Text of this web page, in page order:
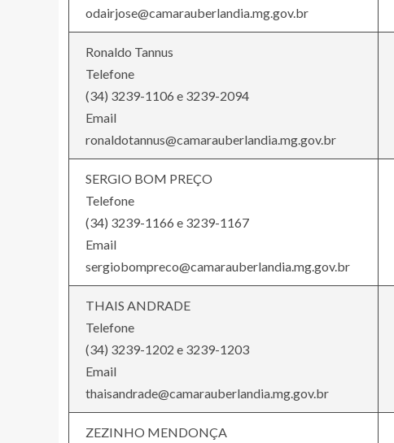
odairjose@camarauberlandia.mg.gov.br
Ronaldo Tannus
Telefone
(34) 3239-1106 e 3239-2094
Email
ronaldotannus@camarauberlandia.mg.gov.br
SERGIO BOM PREÇO
Telefone
(34) 3239-1166 e 3239-1167
Email
sergiobompreco@camarauberlandia.mg.gov.br
THAIS ANDRADE
Telefone
(34) 3239-1202 e 3239-1203
Email
thaisandrade@camarauberlandia.mg.gov.br
ZEZINHO MENDONÇA